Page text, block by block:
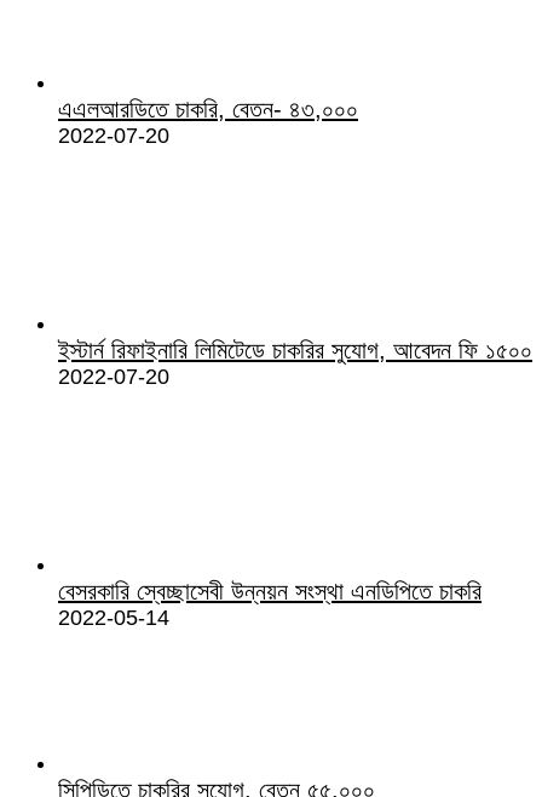
এএলআরডিতে চাকরি, বেতন- ৪৩,০০০
2022-07-20
ইস্টার্ন রিফাইনারি লিমিটেডে চাকরির সুযোগ, আবেদন ফি ১৫০০
2022-07-20
বেসরকারি স্বেচ্ছাসেবী উন্নয়ন সংস্থা এনডিপিতে চাকরি
2022-05-14
সিপিডিতে চাকরির সুযোগ, বেতন ৫৫,০০০